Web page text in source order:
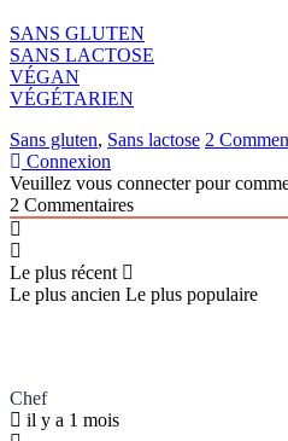
SANS GLUTEN
SANS LACTOSE
VÉGAN
VÉGÉTARIEN
Sans gluten, Sans lactose 2
Connexion
Veuillez vous connecter pour
2 Commentaires
Le plus récent
Le plus ancien Le plus populaire
Chef
il y a 1 mois